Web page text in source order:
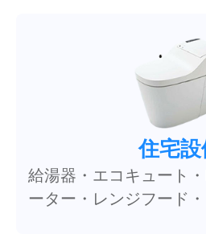
住宅設
給湯器・エコキュート
ーター・レンジフード